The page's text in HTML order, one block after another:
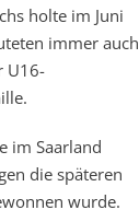
holte im Juni
immer auch
U16-
im Saarland
die späteren
wurde.